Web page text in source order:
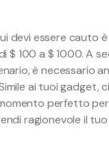
devi essere cauto
$ 100 a $ 1000. A
è necessario
ai tuoi
perfetto
ragionevole il